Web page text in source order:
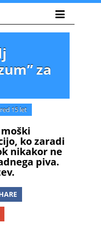
za
15 let
ko zaradi
nikakor ne
piva.